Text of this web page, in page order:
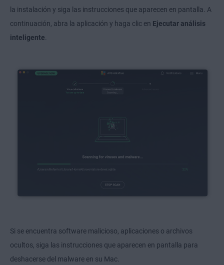
la instalación y siga las instrucciones que aparecen en pantalla. A
continuación, abra la aplicación y haga clic en Ejecutar análisis
inteligente
Si se encuentra software malicioso, aplicaciones o archivos
ocultos, siga las instrucciones que aparecen en pantalla para
deshacerse del malware en su Mac.